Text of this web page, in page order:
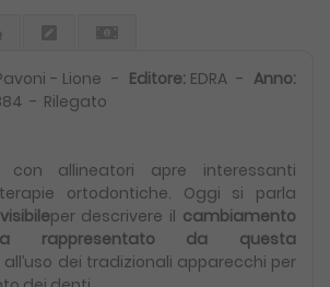
- Lione - Editore:EDRA -Anno:
- Rilegato
allineatori apre interessanti
ortodontiche. Oggi si parla
per descrivere il cambiamento
rappresentato da questa
dei tradizionali apparecchi per